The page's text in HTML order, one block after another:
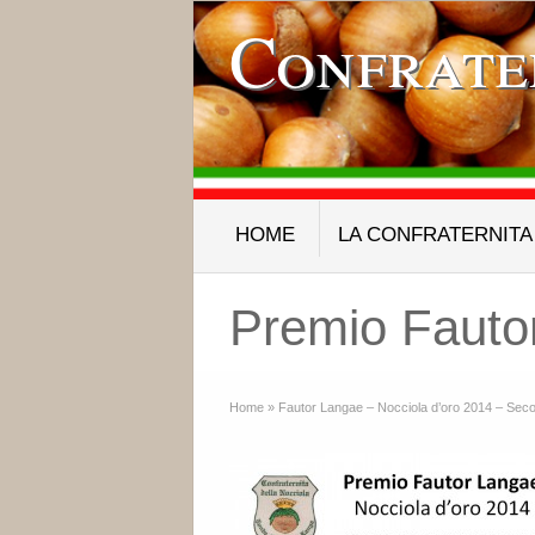
HOME LA CONFRATERNITA
Premio
Home » Fautor Langae – Nocciola d’oro 2014 –